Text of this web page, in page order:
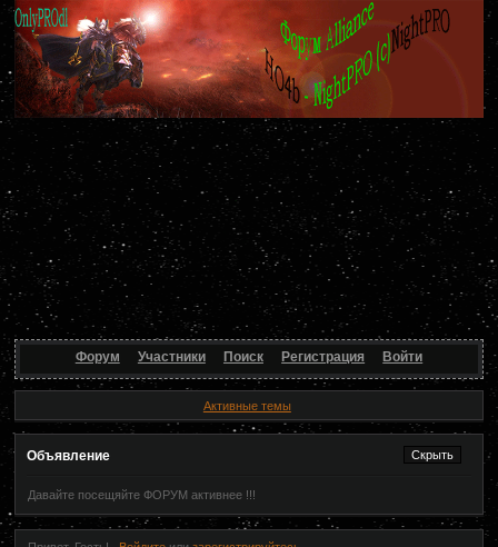
Форум Участники Поиск Регистрация Войти
Активные темы
Объявление
Давайте посещяйте ФОРУМ активнее !!!